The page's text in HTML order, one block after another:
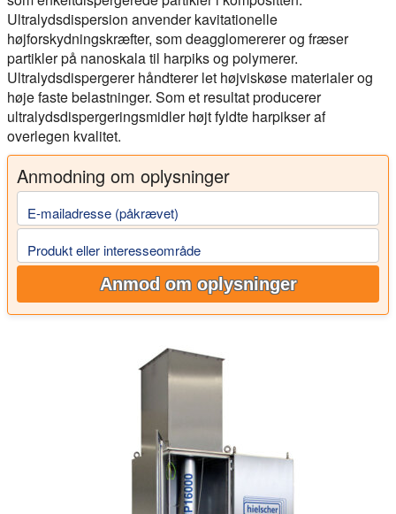
Ultralydsdispersion anvender kavitationelle
højforskydningskræfter, som deagglomererer og fræser
partikler på nanoskala til harpiks og polymerer.
Ultralydsdispergerer håndterer let højviskøse materialer og
høje faste belastninger. Som et resultat producerer
ultralydsdispergeringsmidler højt fyldte harpikser af
overlegen kvalitet.
Anmodning om oplysninger
E-mailadresse (påkrævet)
Produkt eller interesseområde
Anmod om oplysninger